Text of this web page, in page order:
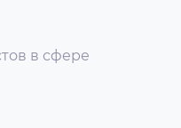
в сфере